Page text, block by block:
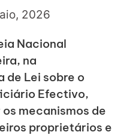
2026
Nacional
na
de Lei sobre o
Efectivo,
mecanismos de
proprietários e